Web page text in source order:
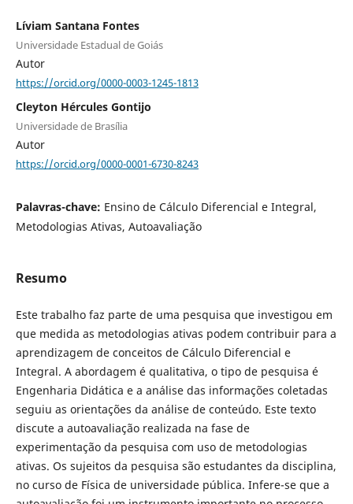
Líviam Santana Fontes
Universidade Estadual de Goiás
Autor
https://orcid.org/0000-0003-1245-1813
Cleyton Hércules Gontijo
Universidade de Brasília
Autor
https://orcid.org/0000-0001-6730-8243
Palavras-chave: Ensino de Cálculo Diferencial e Integral,
Metodologias Ativas, Autoavaliação
Resumo
Este trabalho faz parte de uma pesquisa que investigou em
que medida as metodologias ativas podem contribuir para a
aprendizagem de conceitos de Cálculo Diferencial e
Integral. A abordagem é qualitativa, o tipo de pesquisa é
Engenharia Didática e a análise das informações coletadas
seguiu as orientações da análise de conteúdo. Este texto
discute a autoavaliação realizada na fase de
experimentação da pesquisa com uso de metodologias
ativas. Os sujeitos da pesquisa são estudantes da disciplina,
no curso de Física de universidade pública. Infere-se que a